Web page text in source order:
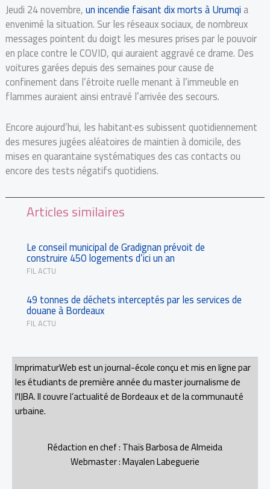
Jeudi 24 novembre,un incendie faisant dix morts à Urumqia
envenimé la situation. Sur les réseaux sociaux, de nombreux
messages pointent du doigt les mesures prises par le pouvoir
en place contre le COVID, qui auraient aggravé ce drame. Des
voitures garées depuis des semaines pour cause de
confinement dans l’étroite ruelle menant à l’immeuble en
flammes auraient ainsi entravé l’arrivée des secours.
Encore aujourd’hui, les habitant·essubissent quotidiennement
des mesures jugées aléatoires de maintien à domicile, des
mises en quarantaine systématiques des cas contacts ou
encore des tests négatifs quotidiens.
Articles similaires
Le conseil municipal de Gradignan prévoit de
construire 450 logements d’ici un an
FIL ACTU
49 tonnes de déchets interceptés par les services de
douane à Bordeaux
FIL ACTU
ImprimaturWeb est un journal-école conçu et mis en ligne par
les étudiants de première année du master journalisme de
l'IJBA. Il couvre l’actualité de Bordeaux et de la communauté
urbaine.
Rédaction en chef : Thaïs Barbosa de Almeida
Webmaster : Mayalen Labeguerie